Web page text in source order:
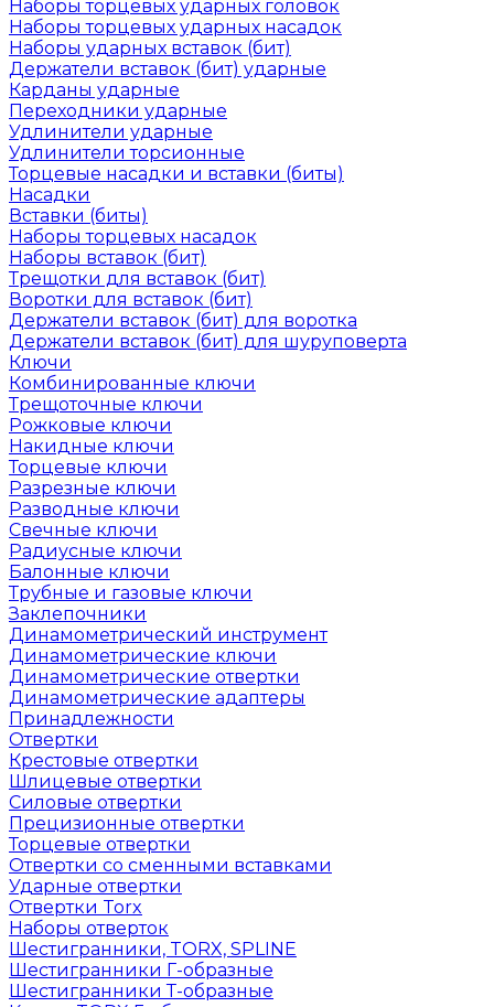
Наборы торцевых ударных головок
Наборы торцевых ударных насадок
Наборы ударных вставок (бит)
Держатели вставок (бит) ударные
Карданы ударные
Переходники ударные
Удлинители ударные
Удлинители торсионные
Торцевые насадки и вставки (биты)
Насадки
Вставки (биты)
Наборы торцевых насадок
Наборы вставок (бит)
Трещотки для вставок (бит)
Воротки для вставок (бит)
Держатели вставок (бит) для воротка
Держатели вставок (бит) для шуруповерта
Ключи
Комбинированные ключи
Трещоточные ключи
Рожковые ключи
Накидные ключи
Торцевые ключи
Разрезные ключи
Разводные ключи
Свечные ключи
Радиусные ключи
Балонные ключи
Трубные и газовые ключи
Заклепочники
Динамометрический инструмент
Динамометрические ключи
Динамометрические отвертки
Динамометрические адаптеры
Принадлежности
Отвертки
Крестовые отвертки
Шлицевые отвертки
Силовые отвертки
Прецизионные отвертки
Торцевые отвертки
Отвертки со сменными вставками
Ударные отвертки
Отвертки Torx
Наборы отверток
Шестигранники, TORX, SPLINE
Шестигранники Г-образные
Шестигранники Т-образные